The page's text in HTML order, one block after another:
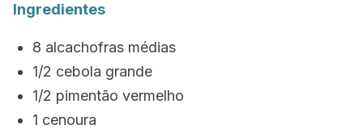
Ingredientes
8 alcachofras médias
1/2 cebola grande
1/2 pimentão vermelho
1 cenoura